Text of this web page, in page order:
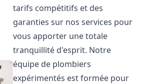
tarifs compétitifs et des
garanties sur nos services pour
vous apporter une totale
tranquillité d'esprit. Notre
équipe de plombiers
expérimentés est formée pour